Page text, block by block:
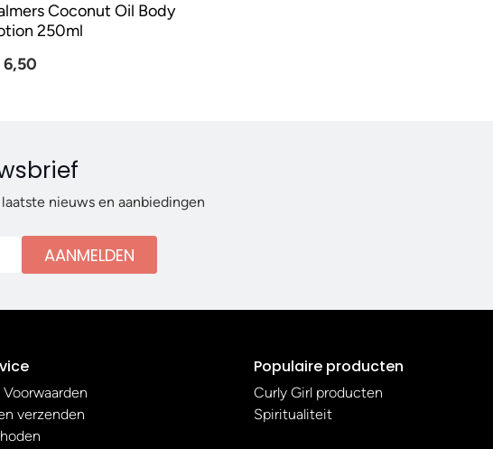
Coconut Oil Body
250ml
nieuws en aanbiedingen
AANMELDEN
verzenden
Populaire producten
Curly Girl producten
Spiritualiteit